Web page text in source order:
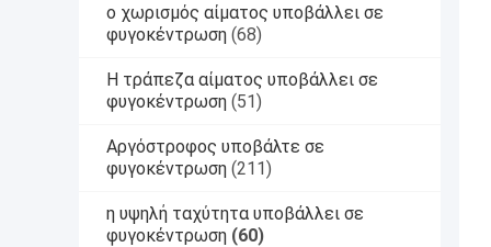
ο χωρισμός αίματος υποβάλλει σε
φυγοκέντρωση (68)
Η τράπεζα αίματος υποβάλλει σε
φυγοκέντρωση (51)
Αργόστροφος υποβάλτε σε
φυγοκέντρωση (211)
η υψηλή ταχύτητα υποβάλλει σε
φυγοκέντρωση (60)